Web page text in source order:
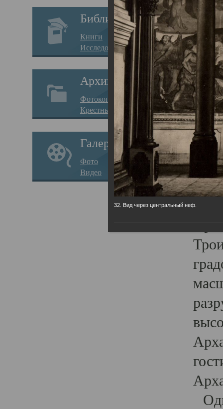
Библиотека
Книги
Исследования
Архив
Фотокопии дел
Крестные ходы
Галерея
Фото
Видео
32. Вид через центральный неф.